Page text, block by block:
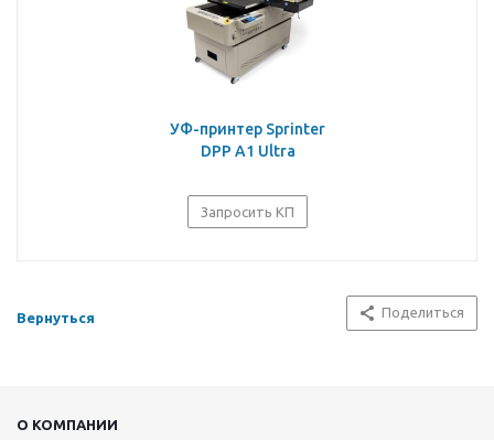
УФ-принтер Sprinter
DPP A1 Ultra
Запросить КП
Вернуться Поделиться
О КОМПАНИИ